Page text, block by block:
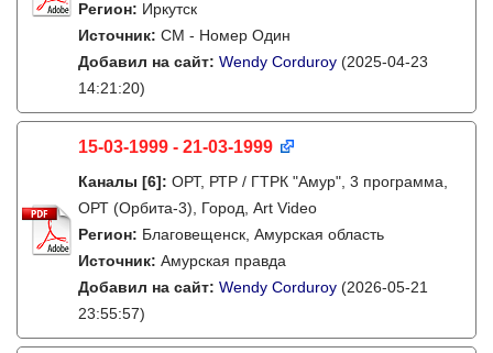
Регион: Иркутск
Источник: СМ - Номер Один
Добавил на сайт: Wendy Corduroy (2025-04-23
14:21:20)
15-03-1999 - 21-03-1999
Каналы [6]: ОРТ, РТР / ГТРК "Амур", 3 программа,
ОРТ (Орбита-3), Город, Art Video
Регион: Благовещенск, Амурская область
Источник: Амурская правда
Добавил на сайт: Wendy Corduroy (2026-05-21
23:55:57)